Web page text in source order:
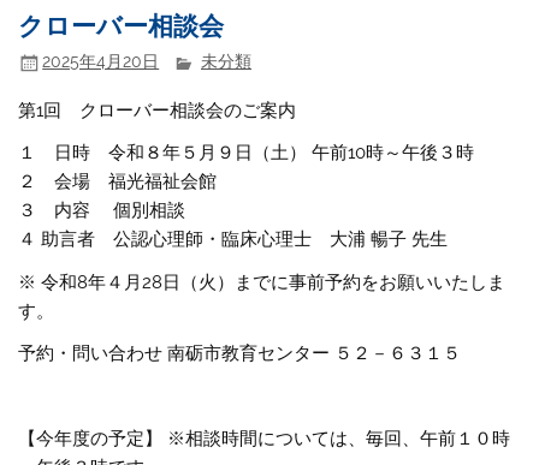
クローバー相談会
2025年4月20日 未分類
第1回 クローバー相談会のご案内
１ 日時 令和８年５月９日（土） 午前10時～午後３時
２ 会場 福光福祉会館
３ 内容 個別相談
４ 助言者 公認心理師・臨床心理士 大浦 暢子 先生
※ 令和8年４月28日（火）までに事前予約をお願いいたしま
す。
予約・問い合わせ 南砺市教育センター ５２－６３１５
【今年度の予定】 ※相談時間については、毎回、午前１０時